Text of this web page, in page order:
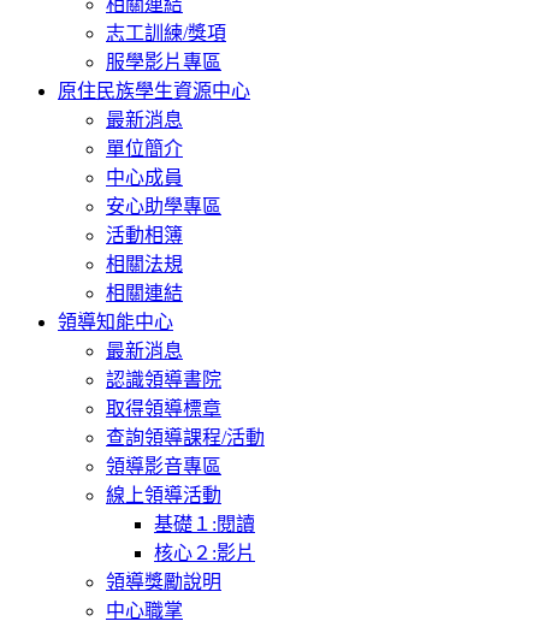
志工訓練/獎項
服學影片專區
原住民族學生資源中心
最新消息
單位簡介
中心成員
安心助學專區
活動相簿
相關法規
相關連結
領導知能中心
最新消息
認識領導書院
取得領導標章
查詢領導課程/活動
領導影音專區
線上領導活動
基礎１:閱讀
核心２:影片
領導獎勵說明
中心職掌